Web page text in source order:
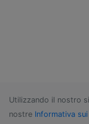
Utilizzando il nostro
nostre Informativa